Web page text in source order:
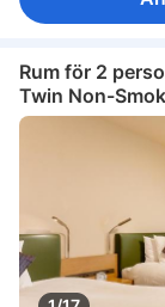
skrivbord
individuell
rökpolicy - rum för
tillgängligt via hiss
Rum för 2
Twin Non-